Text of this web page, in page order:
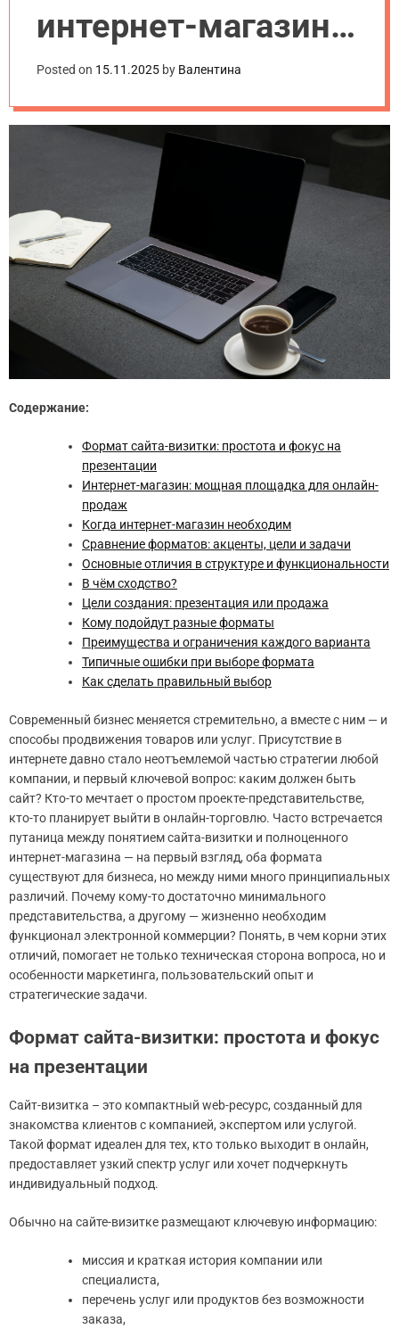
интернет-магазина:
сравнение
форматов
Posted on 15.11.2025 by Валентина
Содержание:
Формат сайта-визитки: простота и фокус на
презентации
Интернет-магазин: мощная площадка для онлайн-
продаж
Когда интернет-магазин необходим
Сравнение форматов: акценты, цели и задачи
Основные отличия в структуре и функциональности
В чём сходство?
Цели создания: презентация или продажа
Кому подойдут разные форматы
Преимущества и ограничения каждого варианта
Типичные ошибки при выборе формата
Как сделать правильный выбор
Современный бизнес меняется стремительно, а вместе с ним — и
способы продвижения товаров или услуг. Присутствие в
интернете давно стало неотъемлемой частью стратегии любой
компании, и первый ключевой вопрос: каким должен быть
сайт? Кто-то мечтает о простом проекте-представительстве,
кто-то планирует выйти в онлайн-торговлю. Часто встречается
путаница между понятием сайта-визитки и полноценного
интернет-магазина — на первый взгляд, оба формата
существуют для бизнеса, но между ними много принципиальных
различий. Почему кому-то достаточно минимального
представительства, а другому — жизненно необходим
функционал электронной коммерции? Понять, в чем корни этих
отличий, помогает не только техническая сторона вопроса, но и
особенности маркетинга, пользовательский опыт и
стратегические задачи.
Формат сайта-визитки: простота и фокус
на презентации
Сайт-визитка – это компактный web-ресурс, созданный для
знакомства клиентов с компанией, экспертом или услугой.
Такой формат идеален для тех, кто только выходит в онлайн,
предоставляет узкий спектр услуг или хочет подчеркнуть
индивидуальный подход.
Обычно на сайте-визитке размещают ключевую информацию:
миссия и краткая история компании или
специалиста,
перечень услуг или продуктов без возможности
заказа,